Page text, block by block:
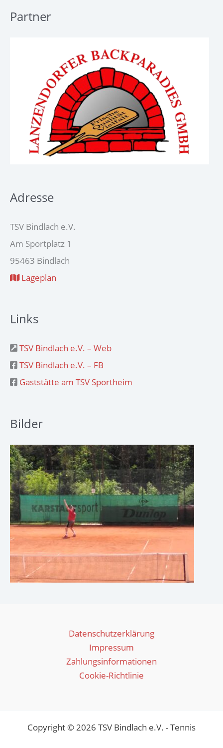
Partner
Adresse
TSV Bindlach e.V.
Am Sportplatz 1
95463 Bindlach
Lageplan
Links
TSV Bindlach e.V. – Web
TSV Bindlach e.V. – FB
Gaststätte am TSV Sportheim
Bilder
Datenschutzerklärung
Impressum
Zahlungsinformationen
Cookie-Richtlinie
Copyright © 2026 TSV Bindlach e.V. - Tennis